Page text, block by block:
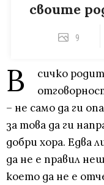
своите
9
В
сичко
– не само да ги
за това да ги
добри хора. Едва
да не е правил
което да не е